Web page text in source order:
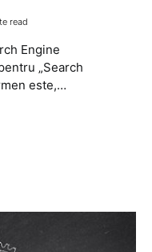
read
Engine
„Search
este,…